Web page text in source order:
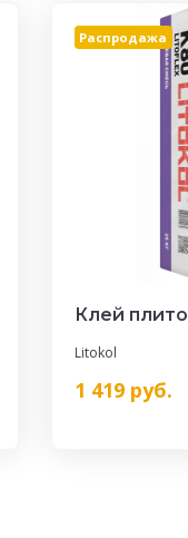
Распродажа
Клей
Litokol
1 419руб.